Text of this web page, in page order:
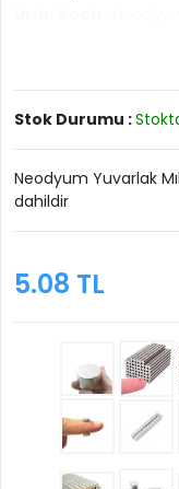
Stok Durumu :
Neodyum Yuvarlak
dahildir
5.08 TL